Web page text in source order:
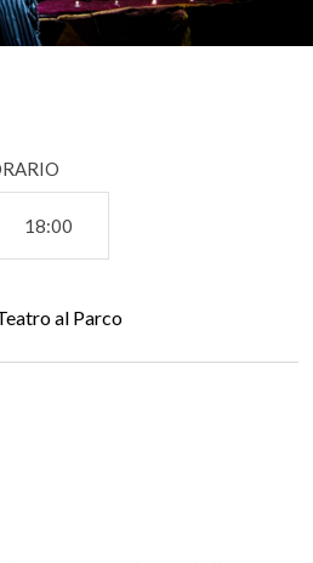
18:00
al Parco